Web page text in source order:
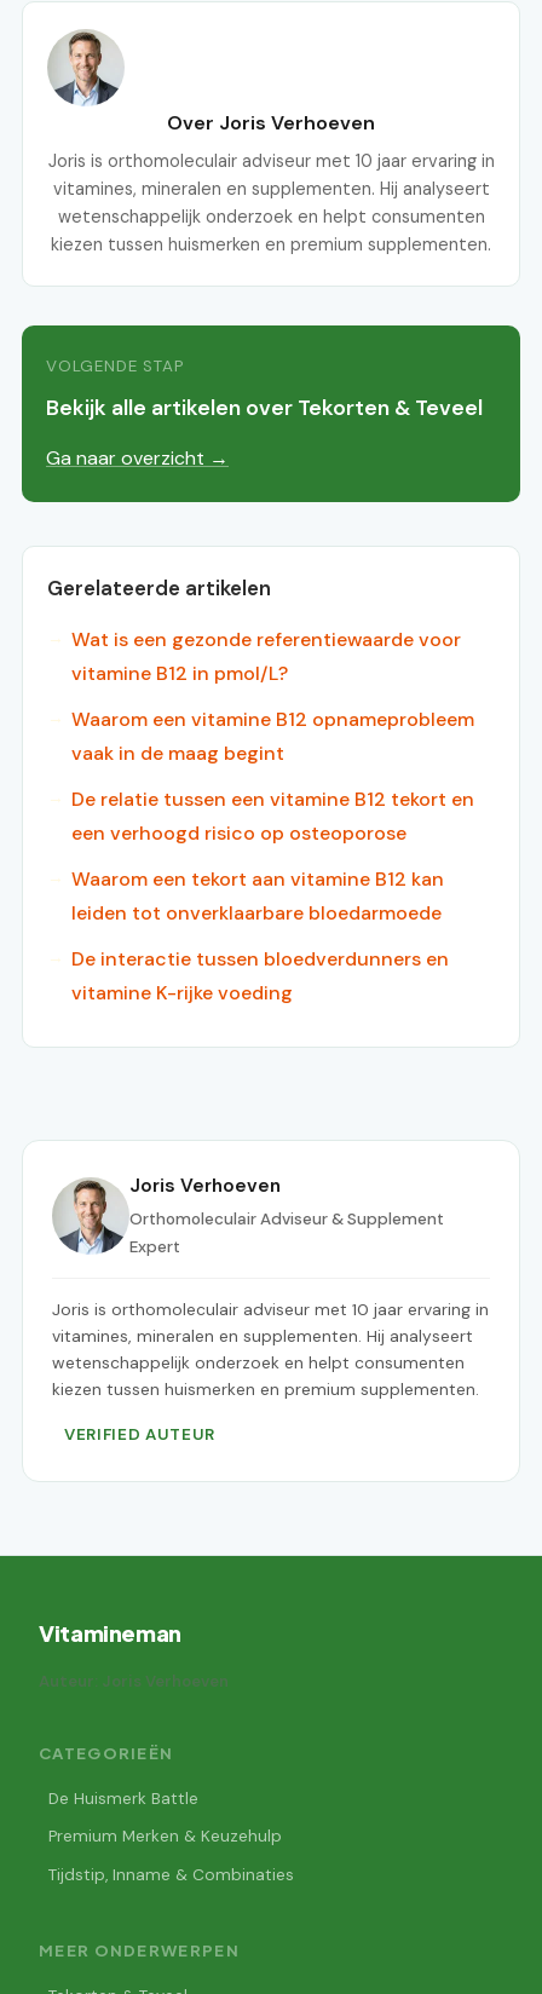
Over Joris Verhoeven
Joris is orthomoleculair adviseur met 10 jaar ervaring in
vitamines, mineralen en supplementen. Hij analyseert
wetenschappelijk onderzoek en helpt consumenten
kiezen tussen huismerken en premium supplementen.
VOLGENDE STAP
Bekijk alle artikelen over Tekorten & Teveel
Ga naar overzicht →
Gerelateerde artikelen
Wat is een gezonde referentiewaarde voor
vitamine B12 in pmol/L?
Waarom een vitamine B12 opnameprobleem
vaak in de maag begint
De relatie tussen een vitamine B12 tekort en
een verhoogd risico op osteoporose
Waarom een tekort aan vitamine B12 kan
leiden tot onverklaarbare bloedarmoede
De interactie tussen bloedverdunners en
vitamine K-rijke voeding
Joris Verhoeven
Orthomoleculair Adviseur & Supplement
Expert
Joris is orthomoleculair adviseur met 10 jaar ervaring in
vitamines, mineralen en supplementen. Hij analyseert
wetenschappelijk onderzoek en helpt consumenten
kiezen tussen huismerken en premium supplementen.
VERIFIED AUTEUR
Vitamineman
Auteur: Joris Verhoeven
CATEGORIEËN
De Huismerk Battle
Premium Merken & Keuzehulp
Tijdstip, Inname & Combinaties
MEER ONDERWERPEN